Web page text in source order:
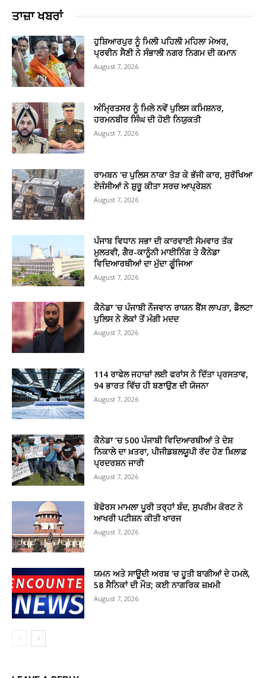
ਤਾਜ਼ਾ ਖਬਰਾਂ
ਹੁਸ਼ਿਆਰਪੁਰ ਨੂੰ ਮਿਲੀ ਪਹਿਲੀ ਮਹਿਲਾ ਮੇਅਰ,
ਪ੍ਰਵੀਨ ਸੈਣੀ ਨੇ ਸੰਭਾਲੀ ਨਗਰ ਨਿਗਮ ਦੀ ਕਮਾਨ
August 7, 2026
ਅੰਮ੍ਰਿਤਸਰ ਨੂੰ ਮਿਲੇ ਨਵੇਂ ਪੁਲਿਸ ਕਮਿਸ਼ਨਰ,
ਹਰਮਨਬੀਰ ਸਿੰਘ ਦੀ ਹੋਈ ਨਿਯੁਕਤੀ
August 7, 2026
ਰਾਮਬਨ ’ਚ ਪੁਲਿਸ ਨਾਕਾ ਤੋੜ ਕੇ ਭੱਜੀ ਕਾਰ, ਸੁਰੱਖਿਆ
ਏਜੰਸੀਆਂ ਨੇ ਸ਼ੁਰੂ ਕੀਤਾ ਸਰਚ ਆਪ੍ਰੇਸ਼ਨ
August 7, 2026
ਪੰਜਾਬ ਵਿਧਾਨ ਸਭਾ ਦੀ ਕਾਰਵਾਈ ਸੋਮਵਾਰ ਤੱਕ
ਮੁਲਤਵੀ, ਗੈਰ-ਕਾਨੂੰਨੀ ਮਾਈਨਿੰਗ ਤੇ ਕੈਨੇਡਾ
ਵਿਦਿਆਰਥੀਆਂ ਦਾ ਮੁੱਦਾ ਗੂੰਜਿਆ
August 7, 2026
ਕੈਨੇਡਾ ’ਚ ਪੰਜਾਬੀ ਨੌਜਵਾਨ ਰਾਯਨ ਬੈਂਸ ਲਾਪਤਾ, ਡੈਲਟਾ
ਪੁਲਿਸ ਨੇ ਲੋਕਾਂ ਤੋਂ ਮੰਗੀ ਮਦਦ
August 7, 2026
114 ਰਾਫੇਲ ਜਹਾਜ਼ਾਂ ਲਈ ਫਰਾਂਸ ਨੇ ਦਿੱਤਾ ਪ੍ਰਸਤਾਵ,
94 ਭਾਰਤ ਵਿੱਚ ਹੀ ਬਣਾਉਣ ਦੀ ਯੋਜਨਾ
August 7, 2026
ਕੈਨੇਡਾ ‘ਚ 500 ਪੰਜਾਬੀ ਵਿਦਿਆਰਥੀਆਂ ਤੇ ਦੇਸ਼
ਨਿਕਾਲੇ ਦਾ ਖ਼ਤਰਾ, ਪੀਜੀਡਬਲਯੂਪੀ ਰੱਦ ਹੋਣ ਖ਼ਿਲਾਫ਼
ਪ੍ਰਦਰਸ਼ਨ ਜਾਰੀ
August 7, 2026
ਬੋਫੋਰਸ ਮਾਮਲਾ ਪੂਰੀ ਤਰ੍ਹਾਂ ਬੰਦ, ਸੁਪਰੀਮ ਕੋਰਟ ਨੇ
ਆਖਰੀ ਪਟੀਸ਼ਨ ਕੀਤੀ ਖਾਰਜ
August 7, 2026
ਯਮਨ ਅਤੇ ਸਾਊਦੀ ਅਰਬ ‘ਚ ਹੂਤੀ ਬਾਗੀਆਂ ਦੇ ਹਮਲੇ,
58 ਸੈਨਿਕਾਂ ਦੀ ਮੌਤ; ਕਈ ਨਾਗਰਿਕ ਜ਼ਖ਼ਮੀ
August 7, 2026